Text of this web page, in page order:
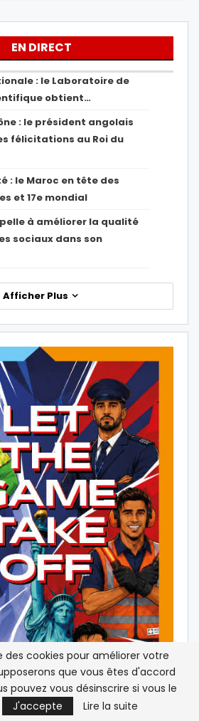
EN DIRECT
: le Laboratoire de
obtient…
: le président angolais
félicitations au Roi du
: le Maroc en tête des
et 17e mondial
à améliorer la qualité
sociaux dans son
Afficher Plus
des cookies pour améliorer votre
que vous êtes d'accord
pouvez vous désinscrire si vous le
J'accepte Lire la suite